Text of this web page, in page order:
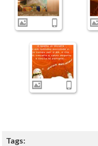
Tags: